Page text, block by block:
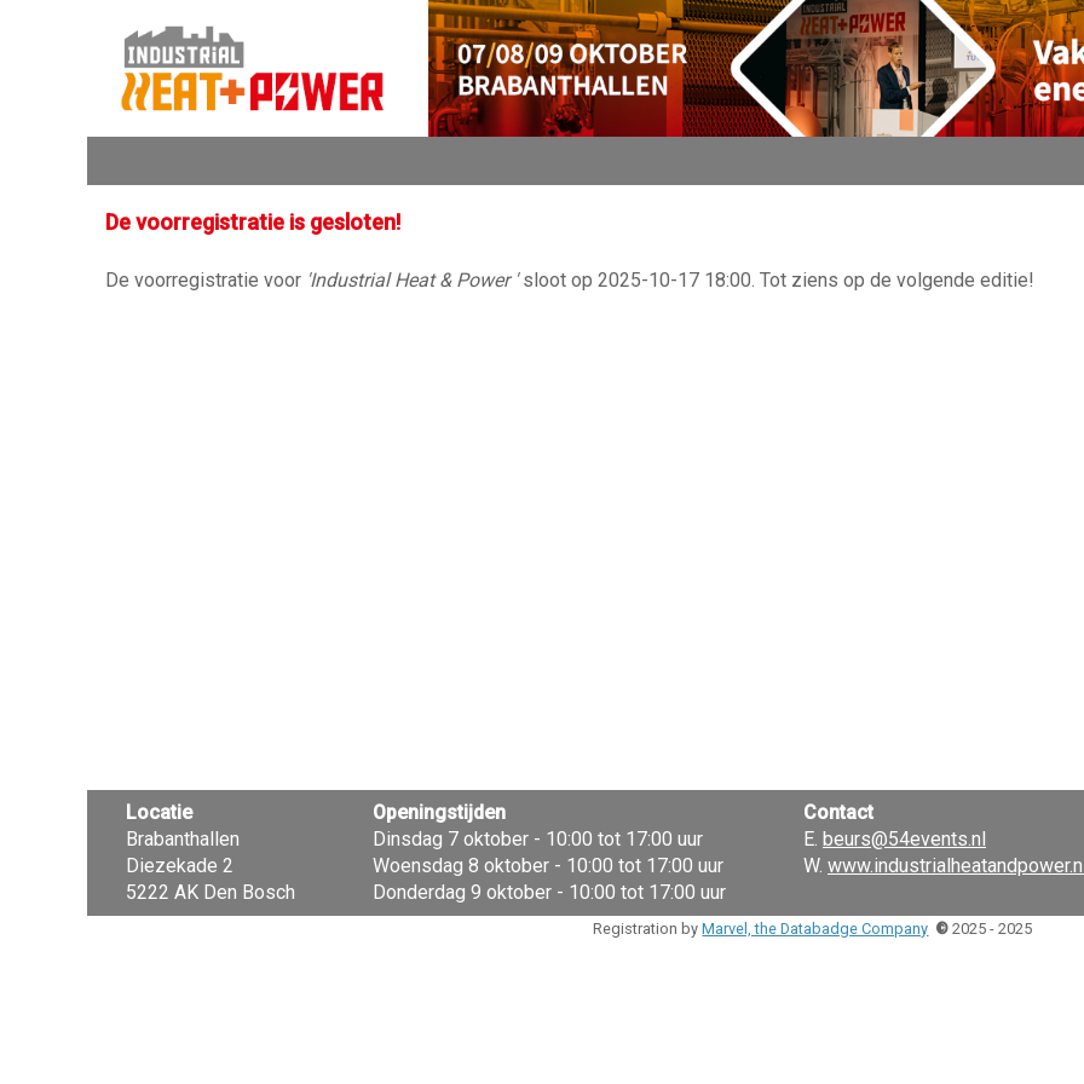
De voorregistratie is gesloten!
De voorregistratie voor 'Industrial Heat & Power ' sloot op 2025-10-17 18:00. Tot ziens op de volgende editie!
Locatie
Brabanthallen
Diezekade 2
5222 AK Den Bosch
Openingstijden
Dinsdag 7 oktober - 10:00 tot 17:00 uur
Woensdag 8 oktober - 10:00 tot 17:00 uur
Donderdag 9 oktober - 10:00 tot 17:00 uur
Contact
E. beurs@54events.nl
W.
Registration byMarvel, the Databadge Company © 2025 - 2025